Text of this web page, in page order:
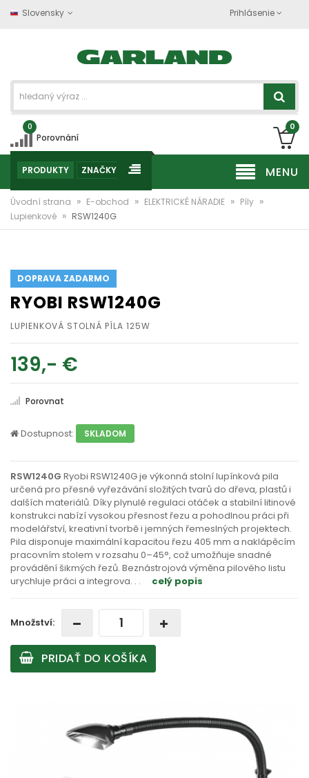
Slovensky Prihlásenie
0
Porovnání
0
MENU
PRODUKTY ZNAČKY
Úvodní strana » E-obchod » ELEKTRICKÉ NÁRADIE » Píly »
Lupienkové » RSW1240G
DOPRAVA ZADARMO
RYOBI RSW1240G
LUPIENKOVÁ STOLNÁ PÍLA 125W
139,- €
Porovnat
Dostupnost: SKLADOM
RSW1240G Ryobi RSW1240G je výkonná stolní lupínková pila
určená pro přesné vyřezávání složitých tvarů do dřeva, plastů i
dalších materiálů. Díky plynulé regulaci otáček a stabilní litinové
konstrukci nabízí vysokou přesnost řezu a pohodlnou práci při
modelářství, kreativní tvorbě i jemných řemeslných projektech.
Pila disponuje maximální kapacitou řezu 405 mm a naklápěcím
pracovním stolem v rozsahu 0–45°, což umožňuje snadné
provádění šikmých řezů. Beznástrojová výměna pilového listu
urychluje práci a integrova. . . celý popis
Množství:
PRIDAŤ DO KOŠÍKA